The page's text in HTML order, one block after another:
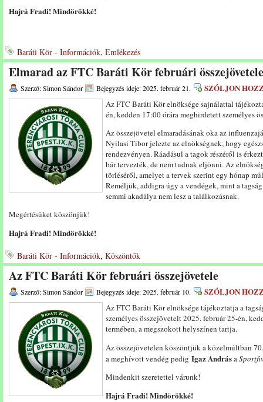
Hajrá Fradi! Mindörökké!
Baráti Kör - Információk, Emlékezés
Elmarad az FTC Baráti Kör februári összejövetele
Szerző: Simon Sándor Bejegyzés ideje: 2025. február 21. SZÓLJON
Az FTC Baráti Kör elnöksége sajnálattal
én, kedden 17:00 órára meghirdetett személyes
Az összejövetel elmaradásának oka az
Nyilasi Tibor jelezte az elnökségnek, hogy
rendezvényen. Ráadásul a tagok részéről is
bár tervezték, de nem tudnak eljönni. Az
törléséről, amelyet a tervek szerint egy hónap
Reméljük, addigra úgy a vendégek, mint a
semmi akadálya nem lesz a találkozásnak.
Megértésüket köszönjük!
Hajrá Fradi! Mindörökké!
Baráti Kör - Információk, Köszöntők
Az FTC Baráti Kör februári összejövetele
Szerző: Simon Sándor Bejegyzés ideje: 2025. február 10. SZÓLJON
Az FTC Baráti Kör elnöksége tájékoztatja a
személyes összejövetelt 2025. február 25-én,
termében, a megszokott helyszínen tartja.
Az összejövetelen köszöntjük a közelmúltban
a meghívott vendég pedig Igaz Andrása
Mindenkit szeretettel várunk!
Hajrá Fradi! Mindörökké!